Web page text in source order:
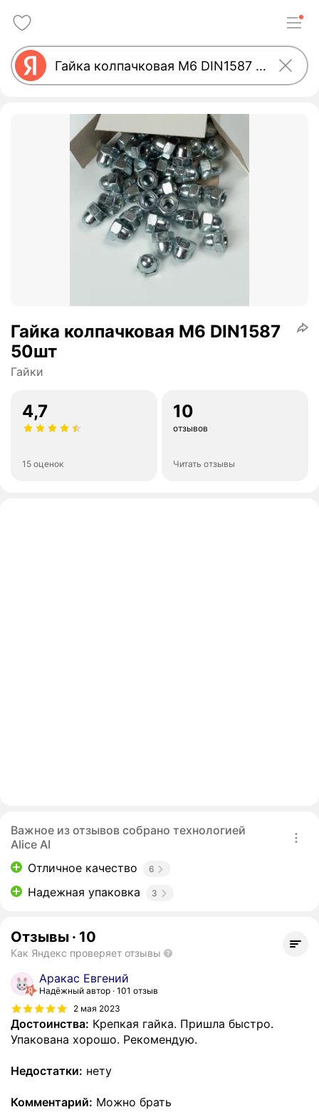
Гайка колпачковая М6 DIN1587
50шт
Гайки
4,7
15 оценок
10
отзывов
Читать отзывы
Важное из отзывов собрано технологией
Alice AI
Отличное качество
6
Надежная упаковка 3
Отзывы · 10
Как Яндекс проверяет отзывы
Аракас Евгений
Надёжный автор 101 отзыв
2 мая 2023
Достоинства: Крепкая гайка. Пришла быстро.
Упакована хорошо. Рекомендую.
Недостатки: нету
Комментарий: Можно брать